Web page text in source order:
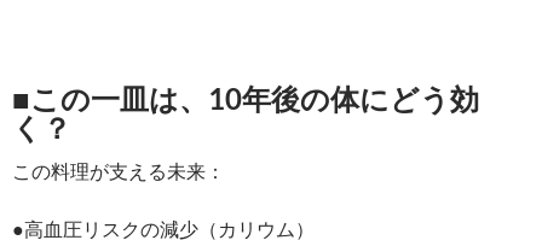
■この一皿は、10年後の体にどう効
く？
この料理が支える未来：
●高血圧リスクの減少（カリウム）